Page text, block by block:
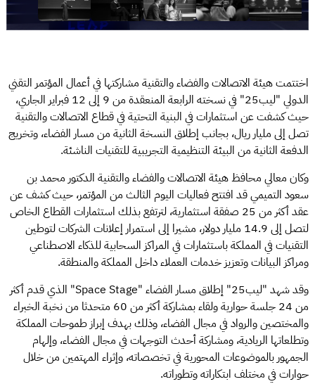
اختتمت هيئة الاتصالات والفضاء والتقنية مشاركتها في أعمال المؤتمر التقني
الدولي "ليب25" في نسخته الرابعة المنعقدة من 9 إلى 12 فبراير الجاري،
حيث كشفت عن استثمارات في البنية التحتية في قطاع الاتصالات والتقنية
تصل إلى مليار ريال، بجانب إطلاق النسخة الثانية من مسار الفضاء، وتخريج
الدفعة الثانية من البيئة التنظيمية التجريبية للتقنيات الناشئة.
وكان معالي محافظ هيئة الاتصالات والفضاء والتقنية الدكتور محمد بن
سعود التميمي قد افتتح فعاليات اليوم الثالث من المؤتمر، حيث كشف عن
عقد أكثر من 25 صفقة استثمارية، لترتفع بذلك استثمارات القطاع الخاص
لتصل إلى 14.9 مليار دولار، مشيرا إلى استمرار إعلانات الشركات لتوطين
التقنيات في المملكة باستثمارات في المراكز السحابية للذكاء الاصطناعي
ومراكز البيانات وتعزيز خدمات العملاء داخل المملكة والمنطقة.
وقد شهد "ليب25" إطلاق مسار الفضاء "Space Stage" الذي قدم أكثر
من 24 جلسة حوارية ولقاء بمشاركة أكثر من 60 متحدثا من نخبة الخبراء
والمختصين والرواد في مجال الفضاء، وذلك بهدف إبراز طموحات المملكة
وتطلعاتها الريادية، ومشاركة أحدث التوجهات في مجال الفضاء، وإلهام
الجمهور بالموضوعات المحورية في تخصصاته، وإثراء المهتمين من خلال
حوارات في مختلف ابتكاراته وتطوراته.